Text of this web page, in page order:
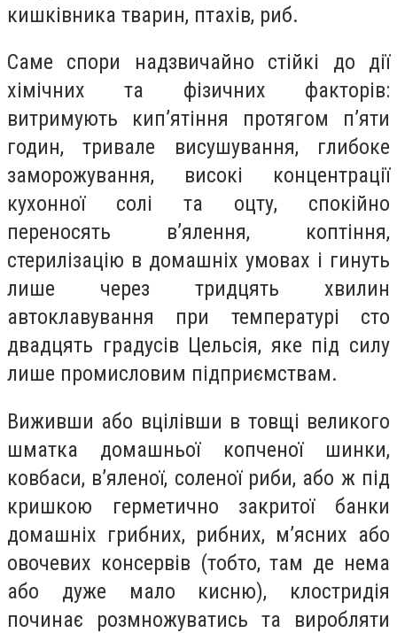
кишківника тварин, птахів, риб.
Саме спори надзвичайно стійкі до дії
хімічних та фізичних факторів:
витримують кип’ятіння протягом п’яти
годин, тривале висушування, глибоке
заморожування, високі концентрації
кухонної солі та оцту, спокійно
переносять в’ялення, коптіння,
стерилізацію в домашніх умовах і гинуть
лише через тридцять хвилин
автоклавування при температурі сто
двадцять градусів Цельсія, яке під силу
лише промисловим підприємствам.
Виживши або вцілівши в товщі великого
шматка домашньої копченої шинки,
ковбаси, в’яленої, соленої риби, або ж під
кришкою герметично закритої банки
домашніх грибних, рибних, м’ясних або
овочевих консервів (тобто, там де нема
або дуже мало кисню), клостридія
починає розмножуватись та виробляти